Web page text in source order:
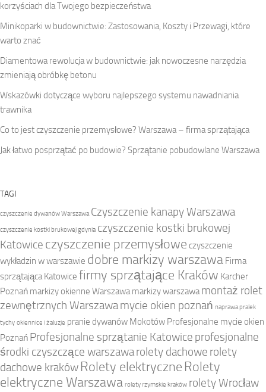
korzyściach dla Twojego bezpieczeństwa
Minikoparki w budownictwie: Zastosowania, Koszty i Przewagi, które
warto znać
Diamentowa rewolucja w budownictwie: jak nowoczesne narzędzia
zmieniają obróbkę betonu
Wskazówki dotyczące wyboru najlepszego systemu nawadniania
trawnika
Co to jest czyszczenie przemysłowe? Warszawa – firma sprzątająca
Jak łatwo posprzątać po budowie? Sprzątanie pobudowlane Warszawa
TAGI
czyszczenie dywanów Warszawa Czyszczenie kanapy Warszawa
czyszczenie kostki brukowej gdynia czyszczenie kostki brukowej
Katowice czyszczenie przemysłowe czyszczenie
wykładzin w warszawie dobre markizy warszawa Firma
sprzątająca Katowice firmy sprzątające Kraków Karcher
Poznań markizy okienne Warszawa markizy warszawa montaż rolet
zewnętrznych Warszawamycie okien poznań naprawa pralek
tychy okiennice i żaluzje pranie dywanów Mokotów Profesjonalne mycie okien
Poznań Profesjonalne sprzątanie Katowice profesjonalne
środki czyszczące warszawarolety dachowe rolety
dachowe kraków Rolety elektryczne Rolety
elektryczne Warszawa rolety rzymskie kraków rolety Wrocław